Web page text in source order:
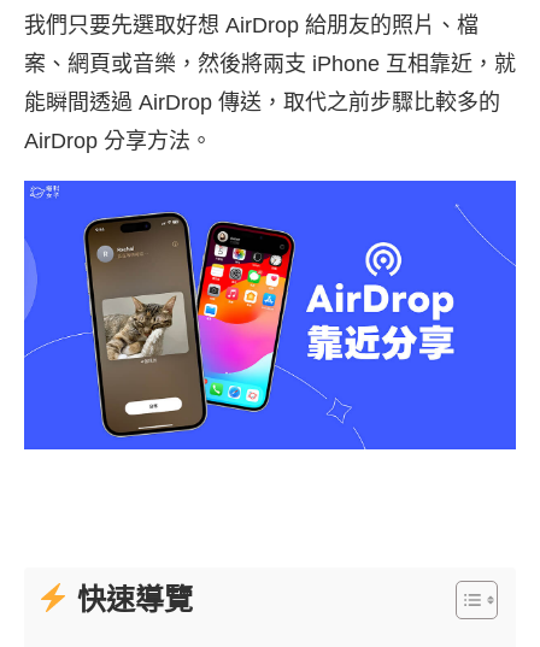
我們只要先選取好想 AirDrop 給朋友的照片、檔
案、網頁或音樂，然後將兩支 iPhone 互相靠近，就
能瞬間透過 AirDrop 傳送，取代之前步驟比較多的
AirDrop 分享方法。
快速導覽